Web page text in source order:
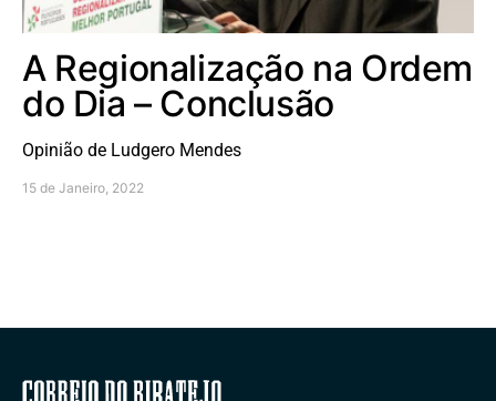
A Regionalização na Ordem
do Dia – Conclusão
Opinião de Ludgero Mendes
15 de Janeiro, 2022
Correio do Ribatejo